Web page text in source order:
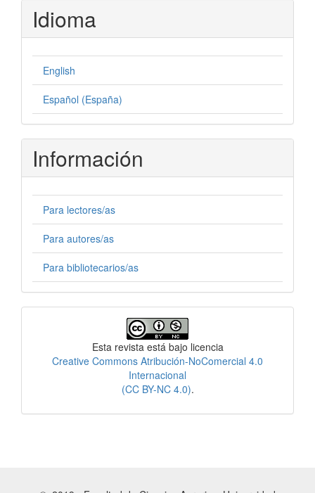
Idioma
English
Español (España)
Información
Para lectores/as
Para autores/as
Para bibliotecarios/as
Esta revista está bajo licencia
Creative Commons Atribución-NoComercial 4.0
Internacional
(CC BY-NC 4.0).